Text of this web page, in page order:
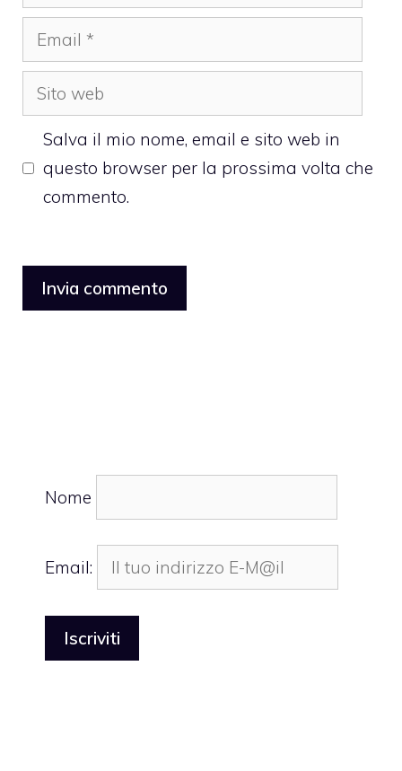
Email
Sito
web
Salva il mio nome, email e sito web in
questo browser per la prossima volta che
commento.
Nome
Email: